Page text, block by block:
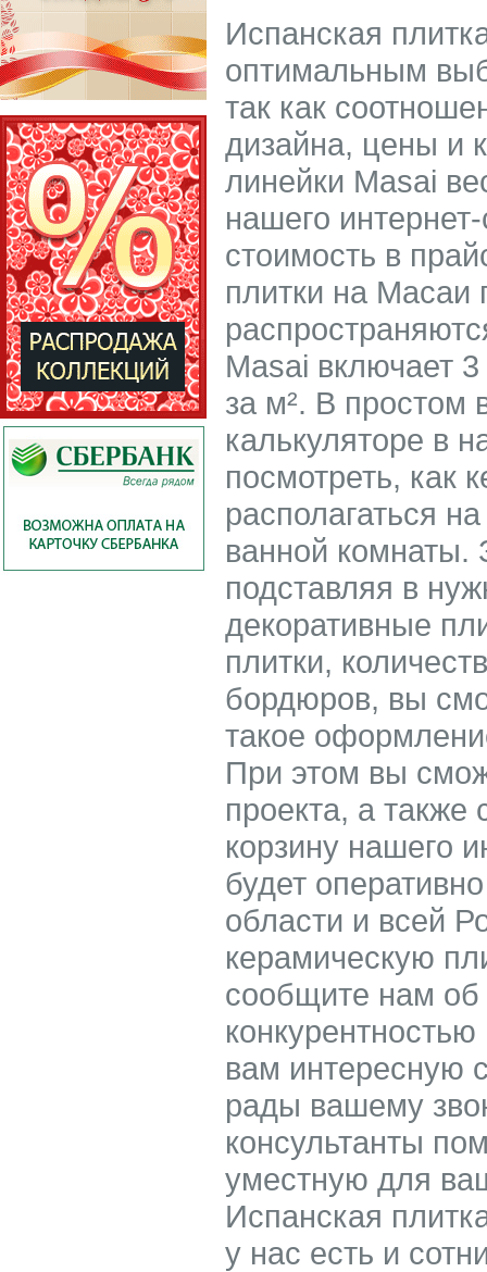
Испанская
оптимальным
так как
дизайна, цены и
линейки Masai
нашего
стоимость в
плитки на Масаи
Masai включает
за м². В простом
калькуляторе в
посмотреть, как
располагаться
ванной
подставляя в
декоративные
плитки,
бордюров, вы
такое
При этом вы
проекта, а также
корзину нашего
будет
области и всей
керамическую
сообщите нам
вам интересную
рады вашему
консультанты
уместную для
Испанская
у нас есть и